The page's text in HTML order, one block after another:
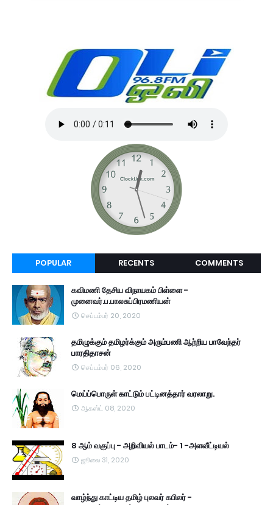
POPULAR RECENTS COMMENTS
கவிமணி தேசிய விநாயகம் பிள்ளை -
முனைவர்.ப.பாலசுப்பிரமணியன்
செப்டம்பர் 20, 2020
தமிழுக்கும் தமிழர்க்கும் அரும்பணி ஆற்றிய பாவேந்தர்
பாரதிதாசன்
செப்டம்பர் 06, 2020
மெய்ப்பொருள் காட்டும் பட்டினத்தார் வரலாறு.
ஆகஸ்ட் 08, 2020
8 ஆம் வகுப்பு - அறிவியல் பாடம்- 1 -அளவீட்டியல்
ஜூலை 31, 2020
வாழ்ந்து காட்டிய தமிழ் புலவர் கபிலர் -